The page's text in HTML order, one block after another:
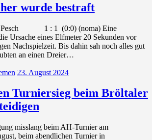
wurde bestraft
Pesch 1 : 1 (0:0) (noma) Eine
Ursache eines Elfmeter 20 Sekunden vor
Nachspielzeit. Bis dahin sah noch alles gut
an einen Dreier…
23. August 2024
Turniersieg beim Bröltaler
misslang beim AH-Turnier am
beim abendlichen Turnier in